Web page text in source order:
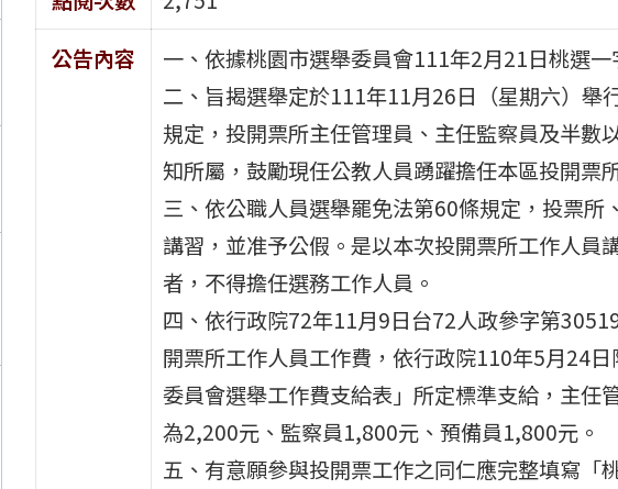
公告內容
一、依據桃園市選舉委員會111年2月21日桃選
二、旨揭選舉定於111年11月26日（星期六）舉
規定，投開票所主任管理員、主任監察員及半數
知所屬，鼓勵現任公教人員踴躍擔任本區投開票
三、依公職人員選舉罷免法第60條規定，投票
講習，並准予公假。是以本次投開票所工作人
者，不得擔任選務工作人員。
四、依行政院72年11月9日台72人政參字第
開票所工作人員工作費，依行政院110年5月24
委員會選舉工作費支給表」所定標準支給，主
為2,200元、監察員1,800元、預備員1,800元。
五、有意願參與投開票工作之同仁應完整填寫「